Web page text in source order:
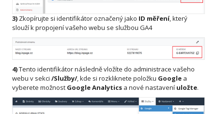
3) Zkopírujte si identifikátor označený jako ID měření, který
slouží k propojení vašeho webu se službou GA4
4)Tento identifikátor následně vložíte do administrace vašeho
webu v sekci /Služby/, kde si rozkliknete položku Google a
vyberete možnost Google Analytics a nové nastavení uložte.